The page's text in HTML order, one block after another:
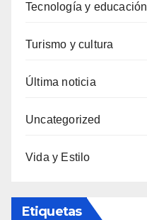
Tecnología y educación
Turismo y cultura
Última noticia
Uncategorized
Vida y Estilo
Etiquetas